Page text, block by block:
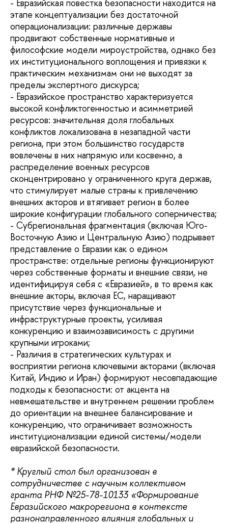
- Евразийская повестка безопасности находится на
этапе концептуализации без достаточной
операционализации: различные державы
продвигают собственные нормативные и
философские модели мироустройства, однако без
их институционального воплощения и привязки к
практическим механизмам они не выходят за
пределы экспертного дискурса;
- Евразийское пространство характеризуется
высокой конфликтогенностью и асимметрией
ресурсов: значительная доля глобальных
конфликтов локализована в незападной части
региона, при этом большинство государств
вовлечены в них напрямую или косвенно, а
распределение военных ресурсов
сконцентрировано у ограниченного круга держав,
что стимулирует малые страны к привлечению
внешних акторов и втягивает регион в более
широкие конфигурации глобального соперничества;
- Субрегиональная фрагментация (включая Юго-
Восточную Азию и Центральную Азию) подрывает
представление о Евразии как о едином
пространстве: отдельные регионы функционируют
через собственные форматы и внешние связи, не
идентифицируя себя с «Евразией», в то время как
внешние акторы, включая ЕС, наращивают
присутствие через функциональные и
инфраструктурные проекты, усиливая
конкуренцию и взаимозависимость с другими
крупными игроками;
- Различия в стратегических культурах и
восприятии региона ключевыми акторами (включая
Китай, Индию и Иран) формируют несовпадающие
подходы к безопасности: от акцента на
невмешательстве и внутреннем решении проблем
до ориентации на внешнее балансирование и
конкуренцию, что ограничивает возможность
институционализации единой системы/модели
евразийской безопасности.
* Круглый стол был организован в
сотрудничестве с научным коллективом
гранта РНФ №25-78-10133 «Формирование
Евразийского макрорегиона в контексте
разнонаправленного влияния глобальных и